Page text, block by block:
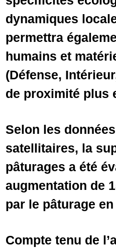
dynamiques
permettra
humains et
(Défense,
de proximité plus
Selon les
satellitaires, la
pâturages a été
augmentation de
par le pâturage en
Compte tenu de